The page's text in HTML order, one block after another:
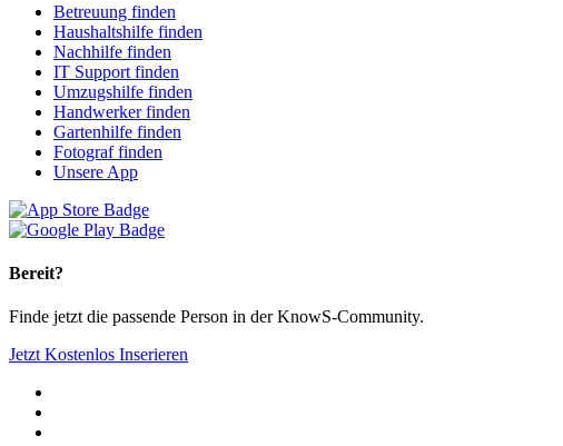
Betreuung finden
Haushaltshilfe finden
Nachhilfe finden
IT Support finden
Umzugshilfe finden
Handwerker finden
Gartenhilfe finden
Fotograf finden
Unsere App
Bereit?
Finde jetzt die passende Person in der KnowS-Community.
Jetzt Kostenlos Inserieren